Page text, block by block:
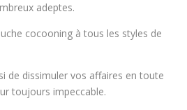
adeptes.
cocooning à tous les styles de
de dissimuler vos affaires en toute
toujours impeccable.